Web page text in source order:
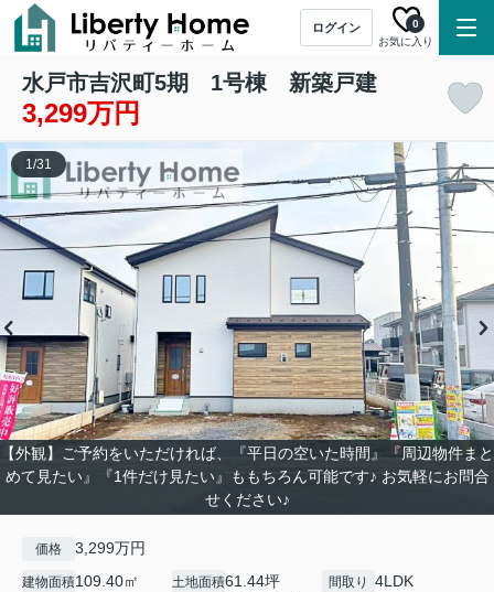
ログイン
お気に入り
0
水戸市吉沢町5期 1号棟 新築戸建
3,299万円
【外観】ご予約をいただければ、『平日の空いた時間』『周辺物件まと
めて見たい』『1件だけ見たい』ももちろん可能です♪ お気軽にお問合
せください♪
1/31
価格 3,299万円
建物面積109.40㎡ 土地面積61.44坪
間取り 4LDK